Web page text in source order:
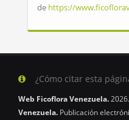
de https://
¿Cómo citar esta
Web Ficoflora Venezuela.2026.
Venezuela. Publicación